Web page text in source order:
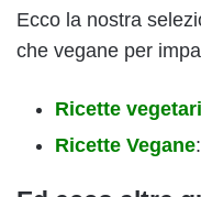
Ecco la nostra
che vegane per
Ricette
Ricette Vegane